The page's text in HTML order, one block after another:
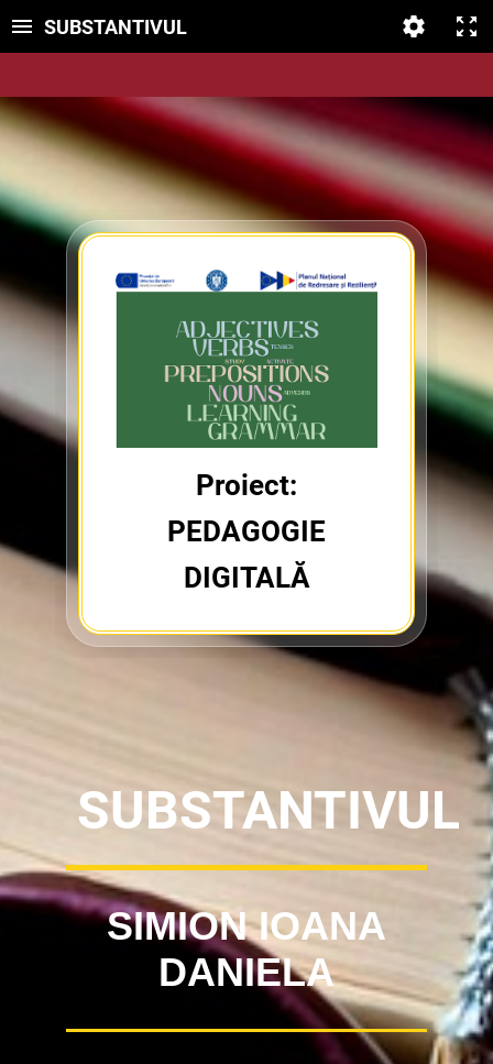
SUBSTANTIVUL
Proiect:
PEDAGOGIE
DIGITALĂ
SUBSTANTIVUL
SIMION IOANA
DANIELA